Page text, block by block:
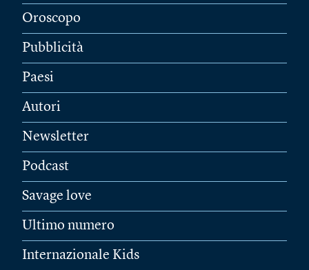
Oroscopo
Pubblicità
Paesi
Autori
Newsletter
Podcast
Savage love
Ultimo numero
Internazionale Kids